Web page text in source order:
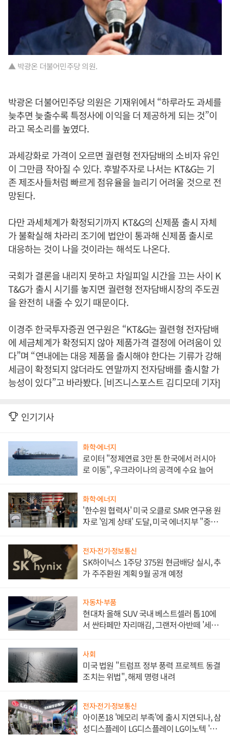
▲ 박광온 더불어민주당 의원.
박광온 더불어민주당 의원은 기재위에서 “하루라도 과세를
늦추면 늦출수록 특정사에 이익을 더 제공하게 되는 것”이
라고 목소리를 높였다.
과세강화로 가격이 오르면 궐련형 전자담배의 소비자 유인
이 그만큼 작아질 수 있다. 후발주자로 나서는 KT&G는 기
존 제조사들처럼 빠르게 점유율을 늘리기 어려울 것으로 전
망된다.
다만 과세체계가 확정되기까지 KT&G의 신제품 출시 자체
가 불확실해 차라리 조기에 법안이 통과해 신제품 출시로
대응하는 것이 나을 것이라는 해석도 나온다.
국회가 결론을 내리지 못하고 차일피일 시간을 끄는 사이 K
T&G가 출시 시기를 놓지면 궐련형 전자담배시장의 주도권
을 완전히 내줄 수 있기 때문이다.
이경주 한국투자증권 연구원은 “KT&G는 궐련형 전자담배
에 세금체계가 확정되지 않아 제품가격 결정에 어려움이 있
다”며 “연내에는 대응 제품을 출시해야 한다는 기류가 강해
세금이 확정되지 않더라도 연말까지 전자담배를 출시할 가
능성이 있다”고 바라봤다. [비즈니스포스트 김디모데 기자]
인기기사
화학·에너지
로이터 "정제연료 3만 톤 한국에서 러시아
로 이동", 우크라이나의 공격에 수요 늘어
화학·에너지
'한수원 협력사' 미국 오클로 SMR 연구용 원
자로 '임계 상태' 도달, 미국 에너지부 "중요
전자·전기·정보통신
SK하이닉스 1주당 375원 현금배당 실시, 추
가 주주환원 계획 9월 공개 예정
자동차·부품
현대차 올해 SUV 국내 베스트셀러 톱10에
서 싼타페만 자리매김, 그랜저·아반떼 '세단
사회
미국 법원 "트럼프 정부 풍력 프로젝트 동결
조치는 위법", 해제 명령 내려
전자·전기·정보통신
아이폰18 '메모리 부족'에 출시 지연되나, 삼
성디스플레이 LG디스플레이 LG이노텍 '탈